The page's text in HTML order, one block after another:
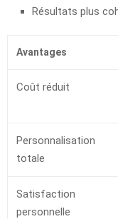
Résultats plus
Avantages
Coût réduit
Personnalisation
totale
Satisfaction
personnelle